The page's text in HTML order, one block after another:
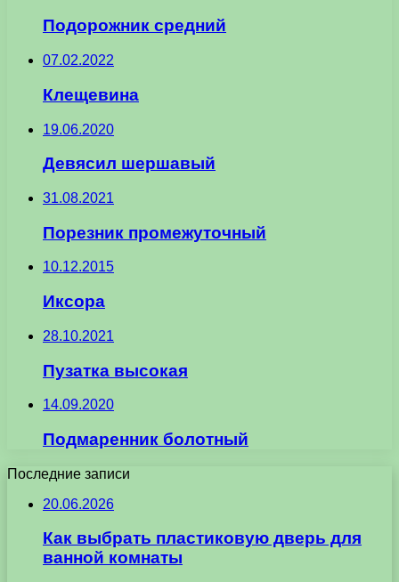
Подорожник средний
07.02.2022
Клещевина
19.06.2020
Девясил шершавый
31.08.2021
Порезник промежуточный
10.12.2015
Иксора
28.10.2021
Пузатка высокая
14.09.2020
Подмаренник болотный
Последние записи
20.06.2026
Как выбрать пластиковую дверь для
ванной комнаты